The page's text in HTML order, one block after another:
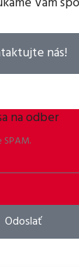
nás!
na odber
Odoslať